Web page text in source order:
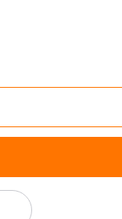
création et
et reprise